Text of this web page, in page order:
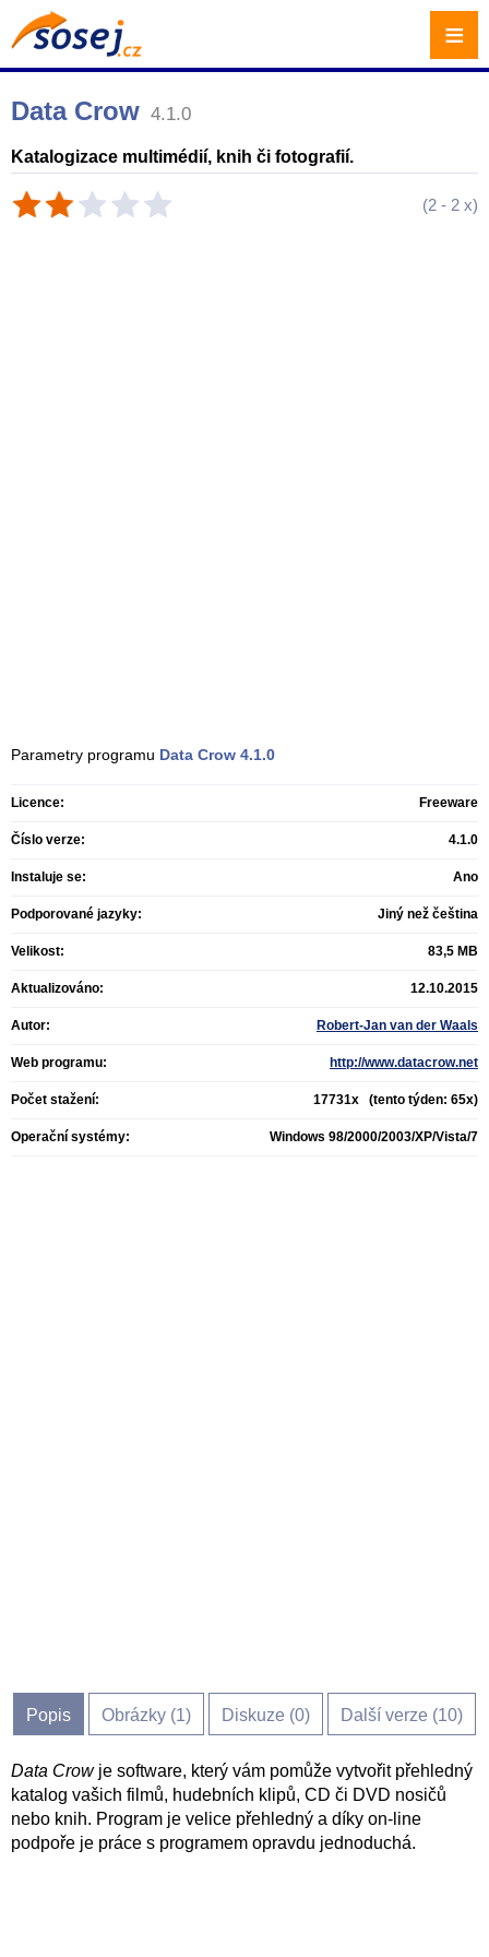
Data Crow 4.1.0
Katalogizace multimédií, knih či fotografií.
(2 - 2 x)
Parametry programu Data Crow 4.1.0
Licence: Freeware
Číslo verze: 4.1.0
Instaluje se: Ano
Podporované jazyky: Jiný než čeština
Velikost: 83,5 MB
Aktualizováno: 12.10.2015
Autor: Robert-Jan van der Waals
Web programu: http://www.datacrow.net
Počet stažení: 17731x (tento týden: 65x)
Operační systémy: Windows 98/2000/2003/XP/Vista/7
Popis Obrázky (1) Diskuze (0) Další verze (10)
Data Crowje software, který vám pomůže vytvořit přehledný
katalog vašich filmů, hudebních klipů, CD či DVD nosičů
nebo knih. Program je velice přehledný a díky on-line
podpoře je práce s programem opravdu jednoduchá.
≡